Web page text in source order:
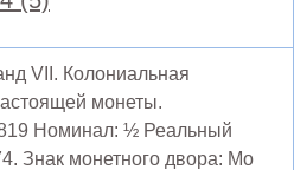
VII. Колониальная
монеты.
Номинал: ½ Реальный
Знак монетного двора: Mo